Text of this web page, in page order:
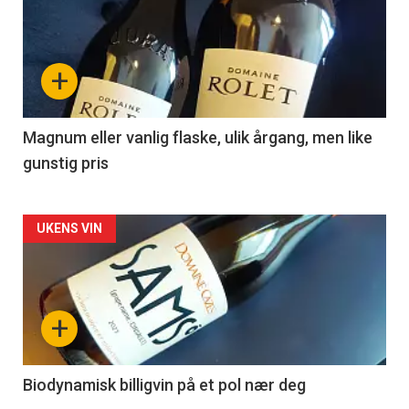
akkurat
nå
3
+
Magnum eller vanlig flaske, ulik årgang, men like
gunstig pris
Forsiden
akkurat
nå
4
+
UKENS VIN
Biodynamisk billigvin på et pol nær deg